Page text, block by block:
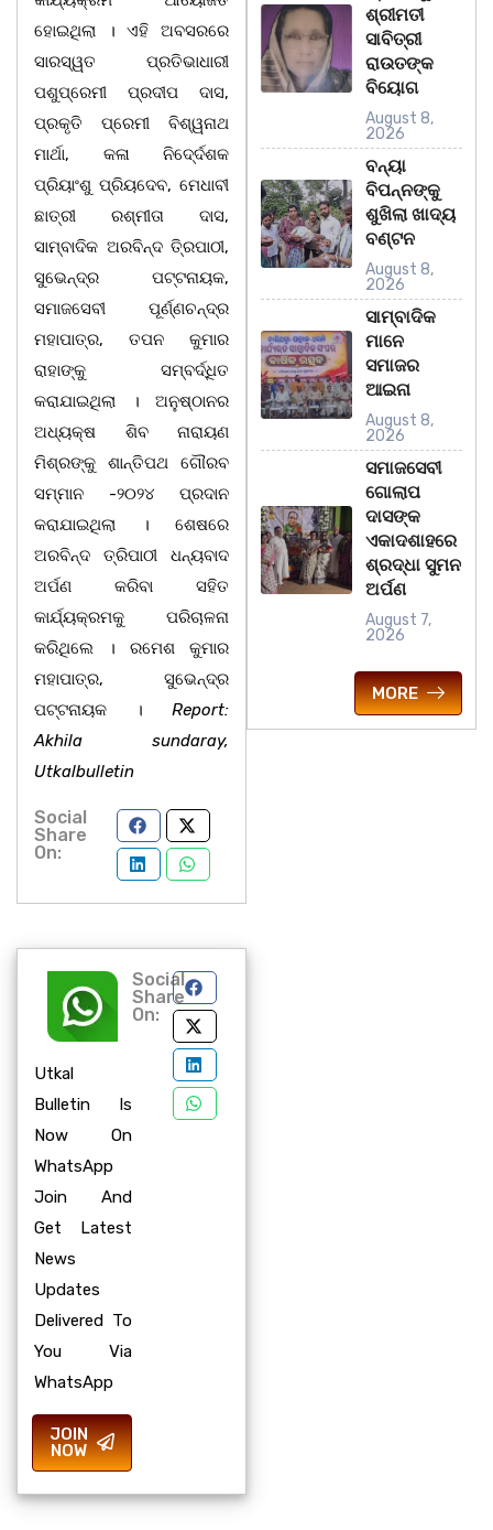
ହୋଇଥିଲା । ଏହି ଅବସରରେ
ସାରସ୍ୱତ ପ୍ରତିଭାଧାରୀ
ପଶୁପ୍ରେମୀ ପ୍ରଦୀପ ଦାସ,
ପ୍ରକୃତି ପ୍ରେମୀ ବିଶ୍ୱନାଥ
ମାର୍ଥା, କଳା ନିଦେ୍ର୍ଦଶକ
ପ୍ରିୟାଂଶୁ ପ୍ରିୟଦେବ, ମେଧାବୀ
ଛାତ୍ରୀ ରଶ୍ମୀତା ଦାସ,
ସାମ୍ବାଦିକ ଅରବିନ୍ଦ ତି୍ରପାଠୀ,
ସୁଭେନ୍ଦ୍ର ପଟ୍ଟନାୟକ,
ସମାଜସେବୀ ପୂର୍ଣ୍ଣଚନ୍ଦ୍ର
ମହାପାତ୍ର, ତପନ କୁମାର
ରାହାଙ୍କୁ ସମ୍ବର୍ଦ୍ଧିତ
କରାଯାଇଥିଲା । ଅନୁଷ୍ଠାନର
ଅଧ୍ୟକ୍ଷ ଶିବ ନାରାୟଣ
ମିଶ୍ରଙ୍କୁ ଶାନ୍ତିପଥ ଗୌରବ
ସମ୍ମାନ -୨୦୨୪ ପ୍ରଦାନ
କରାଯାଇଥିଲା । ଶେଷରେ
ଅରବିନ୍ଦ ତ୍ରିପାଠୀ ଧନ୍ୟବାଦ
ଅର୍ପଣ କରିବା ସହିତ
କାର୍ଯ୍ୟକ୍ରମକୁ ପରିଚାଳନା
କରିଥିଲେ । ରମେଶ କୁମାର
ମହାପାତ୍ର, ସୁଭେନ୍ଦ୍ର
ପଟ୍ଟନାୟକ । Report:
Akhila sundaray,
Utkalbulletin
Social
Share
On:
Utkal
Bulletin Is
Now On
WhatsApp
Join And
Get Latest
News
Updates
Delivered To
You Via
WhatsApp
JOIN
NOW
Social
Share
On:
ଶ୍ରୀମତୀ
ସାବିତ୍ରୀ
ରାଉତଙ୍କ
ବିୟୋଗ
August 8,
2026
ବନ୍ୟା
ବିପନ୍ନଙ୍କୁ
ଶୁଖିଲା ଖାଦ୍ୟ
ବଣ୍ଟନ
August 8,
2026
ସାମ୍ବାଦିକ
ମାନେ
ସମାଜର
ଆଇନା
August 8,
2026
ସମାଜସେବୀ
ଗୋଲାପ
ଦାସଙ୍କ
ଏକାଦଶାହରେ
ଶ୍ରଦ୍ଧା ସୁମନ
ଅର୍ପଣ
August 7,
2026
MORE